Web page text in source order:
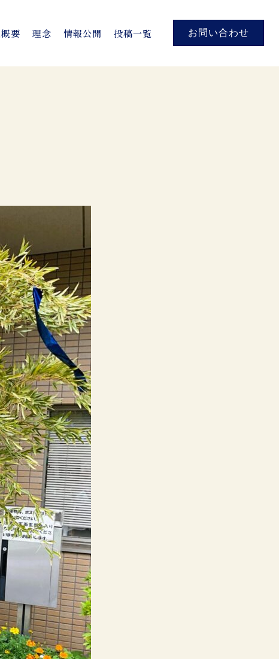
要 理念 情報公開 投稿一覧 お問い合わせ